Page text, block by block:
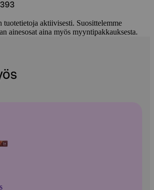
tuotetietoja aktiivisesti. Suosittelemme
ainesosat aina myös myyntipakkauksesta.